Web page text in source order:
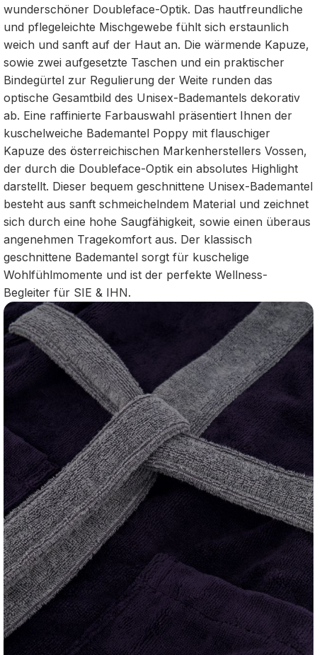
wunderschöner Doubleface-Optik. Das hautfreundliche
und pflegeleichte Mischgewebe fühlt sich erstaunlich
weich und sanft auf der Haut an. Die wärmende Kapuze,
sowie zwei aufgesetzte Taschen und ein praktischer
Bindegürtel zur Regulierung der Weite runden das
optische Gesamtbild des Unisex-Bademantels dekorativ
ab. Eine raffinierte Farbauswahl präsentiert Ihnen der
kuschelweiche Bademantel Poppy mit flauschiger
Kapuze des österreichischen Markenherstellers Vossen,
der durch die Doubleface-Optik ein absolutes Highlight
darstellt. Dieser bequem geschnittene Unisex-Bademantel
besteht aus sanft schmeichelndem Material und zeichnet
sich durch eine hohe Saugfähigkeit, sowie einen überaus
angenehmen Tragekomfort aus. Der klassisch
geschnittene Bademantel sorgt für kuschelige
Wohlfühlmomente und ist der perfekte Wellness-
Begleiter für SIE & IHN.